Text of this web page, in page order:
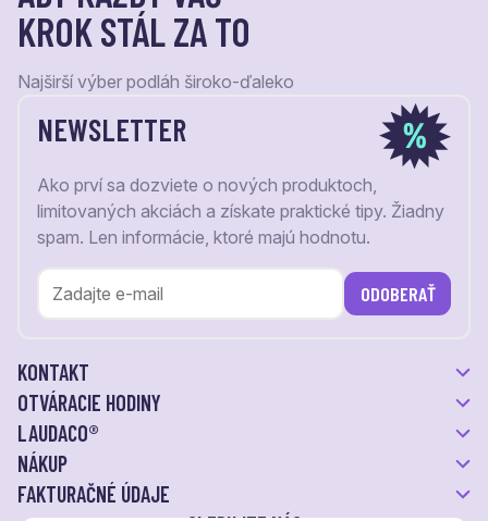
KROK STÁL ZA TO
Najširší výber podláh široko-ďaleko
NEWSLETTER
Ako prví sa dozviete o nových produktoch,
limitovaných akciách a získate praktické tipy. Žiadny
spam. Len informácie, ktoré majú hodnotu.
ODOBERAŤ
KONTAKT
OTVÁRACIE HODINY
LAUDACO®
NÁKUP
FAKTURAČNÉ ÚDAJE